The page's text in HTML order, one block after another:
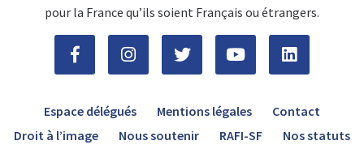
pour la France qu’ils soient Français ou étrangers.
Espace délégués Mentions légales
Contact
Droit à l’image
Nous soutenir RAFI-SF Nos statuts